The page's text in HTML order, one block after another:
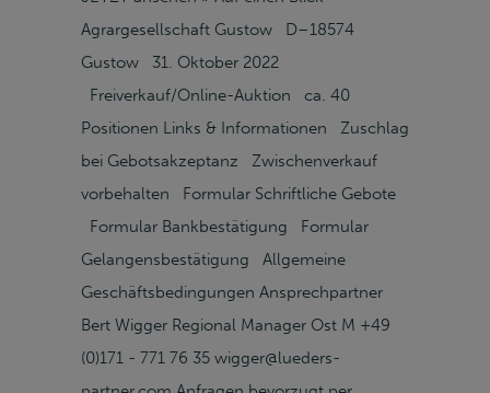
Agrargesellschaft Gustow D–18574
Gustow 31. Oktober 2022
Freiverkauf/Online-Auktion ca. 40
Positionen Links & Informationen Zuschlag
bei Gebotsakzeptanz Zwischenverkauf
vorbehalten Formular Schriftliche Gebote
Formular Bankbestätigung Formular
Gelangensbestätigung Allgemeine
Geschäftsbedingungen Ansprechpartner
Bert Wigger Regional Manager Ost M +49
(0)171 - 771 76 35 wigger@lueders-